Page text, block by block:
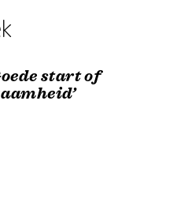
start of